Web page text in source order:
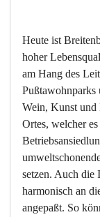
Heute ist
hoher
am Hang des
Pußtawohnparks
Wein, Kunst und
Ortes, welcher
setzen. Auch
harmonisch an
angepaßt. So